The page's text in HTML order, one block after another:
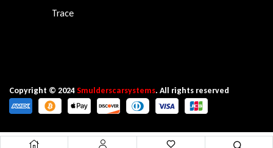
Trace
Copyright © 2024Smulderscarsystems. All rights reserved